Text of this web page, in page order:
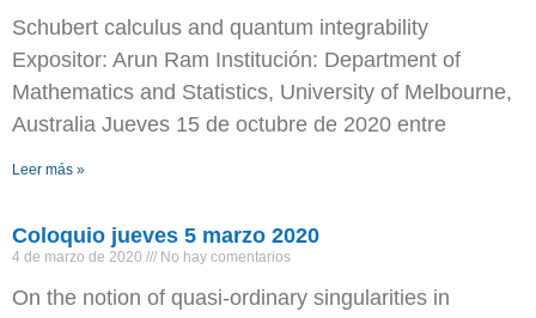
Schubert calculus and quantum integrability
Expositor: Arun Ram Institución: Department of
Mathematics and Statistics, University of Melbourne,
Australia Jueves 15 de octubre de 2020 entre
Leer más »
Coloquio jueves 5 marzo 2020
4 de marzo de 2020 No hay comentarios
On the notion of quasi-ordinary singularities in